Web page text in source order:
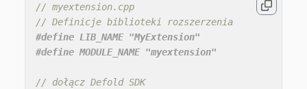
// myextension.cpp
// Definicje biblioteki rozszerzenia
#define LIB_NAME "MyExtension"
// dołącz Defold SDK